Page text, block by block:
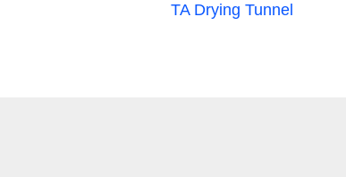
TA Drying Tunnel